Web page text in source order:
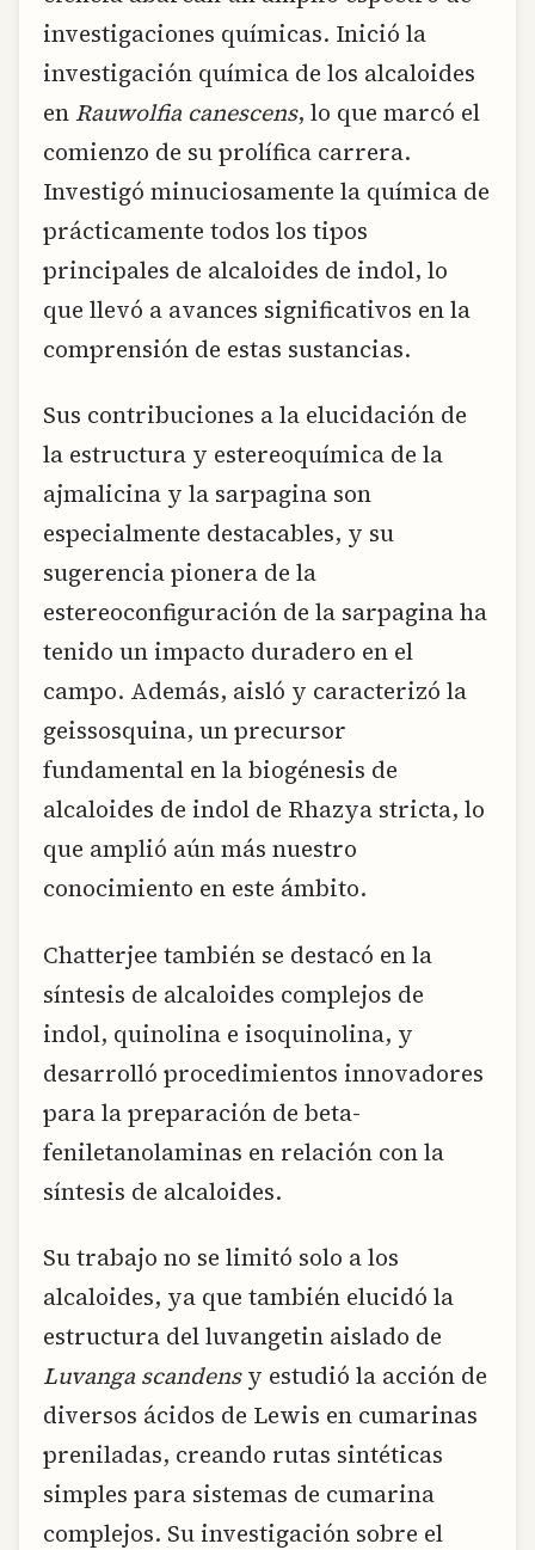
investigaciones químicas. Inició la
investigación química de los alcaloides
enRauwolfia canescens, lo que marcó el
comienzo de su prolífica carrera.
Investigó minuciosamente la química de
prácticamente todos los tipos
principales de alcaloides de indol, lo
que llevó a avances significativos en la
comprensión de estas sustancias.
Sus contribuciones a la elucidación de
la estructura y estereoquímica de la
ajmalicina y la sarpagina son
especialmente destacables, y su
sugerencia pionera de la
estereoconfiguración de la sarpagina ha
tenido un impacto duradero en el
campo. Además, aisló y caracterizó la
geissosquina, un precursor
fundamental en la biogénesis de
alcaloides de indol de Rhazya stricta, lo
que amplió aún más nuestro
conocimiento en este ámbito.
Chatterjee también se destacó en la
síntesis de alcaloides complejos de
indol, quinolina e isoquinolina, y
desarrolló procedimientos innovadores
para la preparación de beta-
feniletanolaminas en relación con la
síntesis de alcaloides.
Su trabajo no se limitó solo a los
alcaloides, ya que también elucidó la
estructura del luvangetin aislado de
Luvanga scandensy estudió la acción de
diversos ácidos de Lewis en cumarinas
preniladas, creando rutas sintéticas
simples para sistemas de cumarina
complejos. Su investigación sobre el